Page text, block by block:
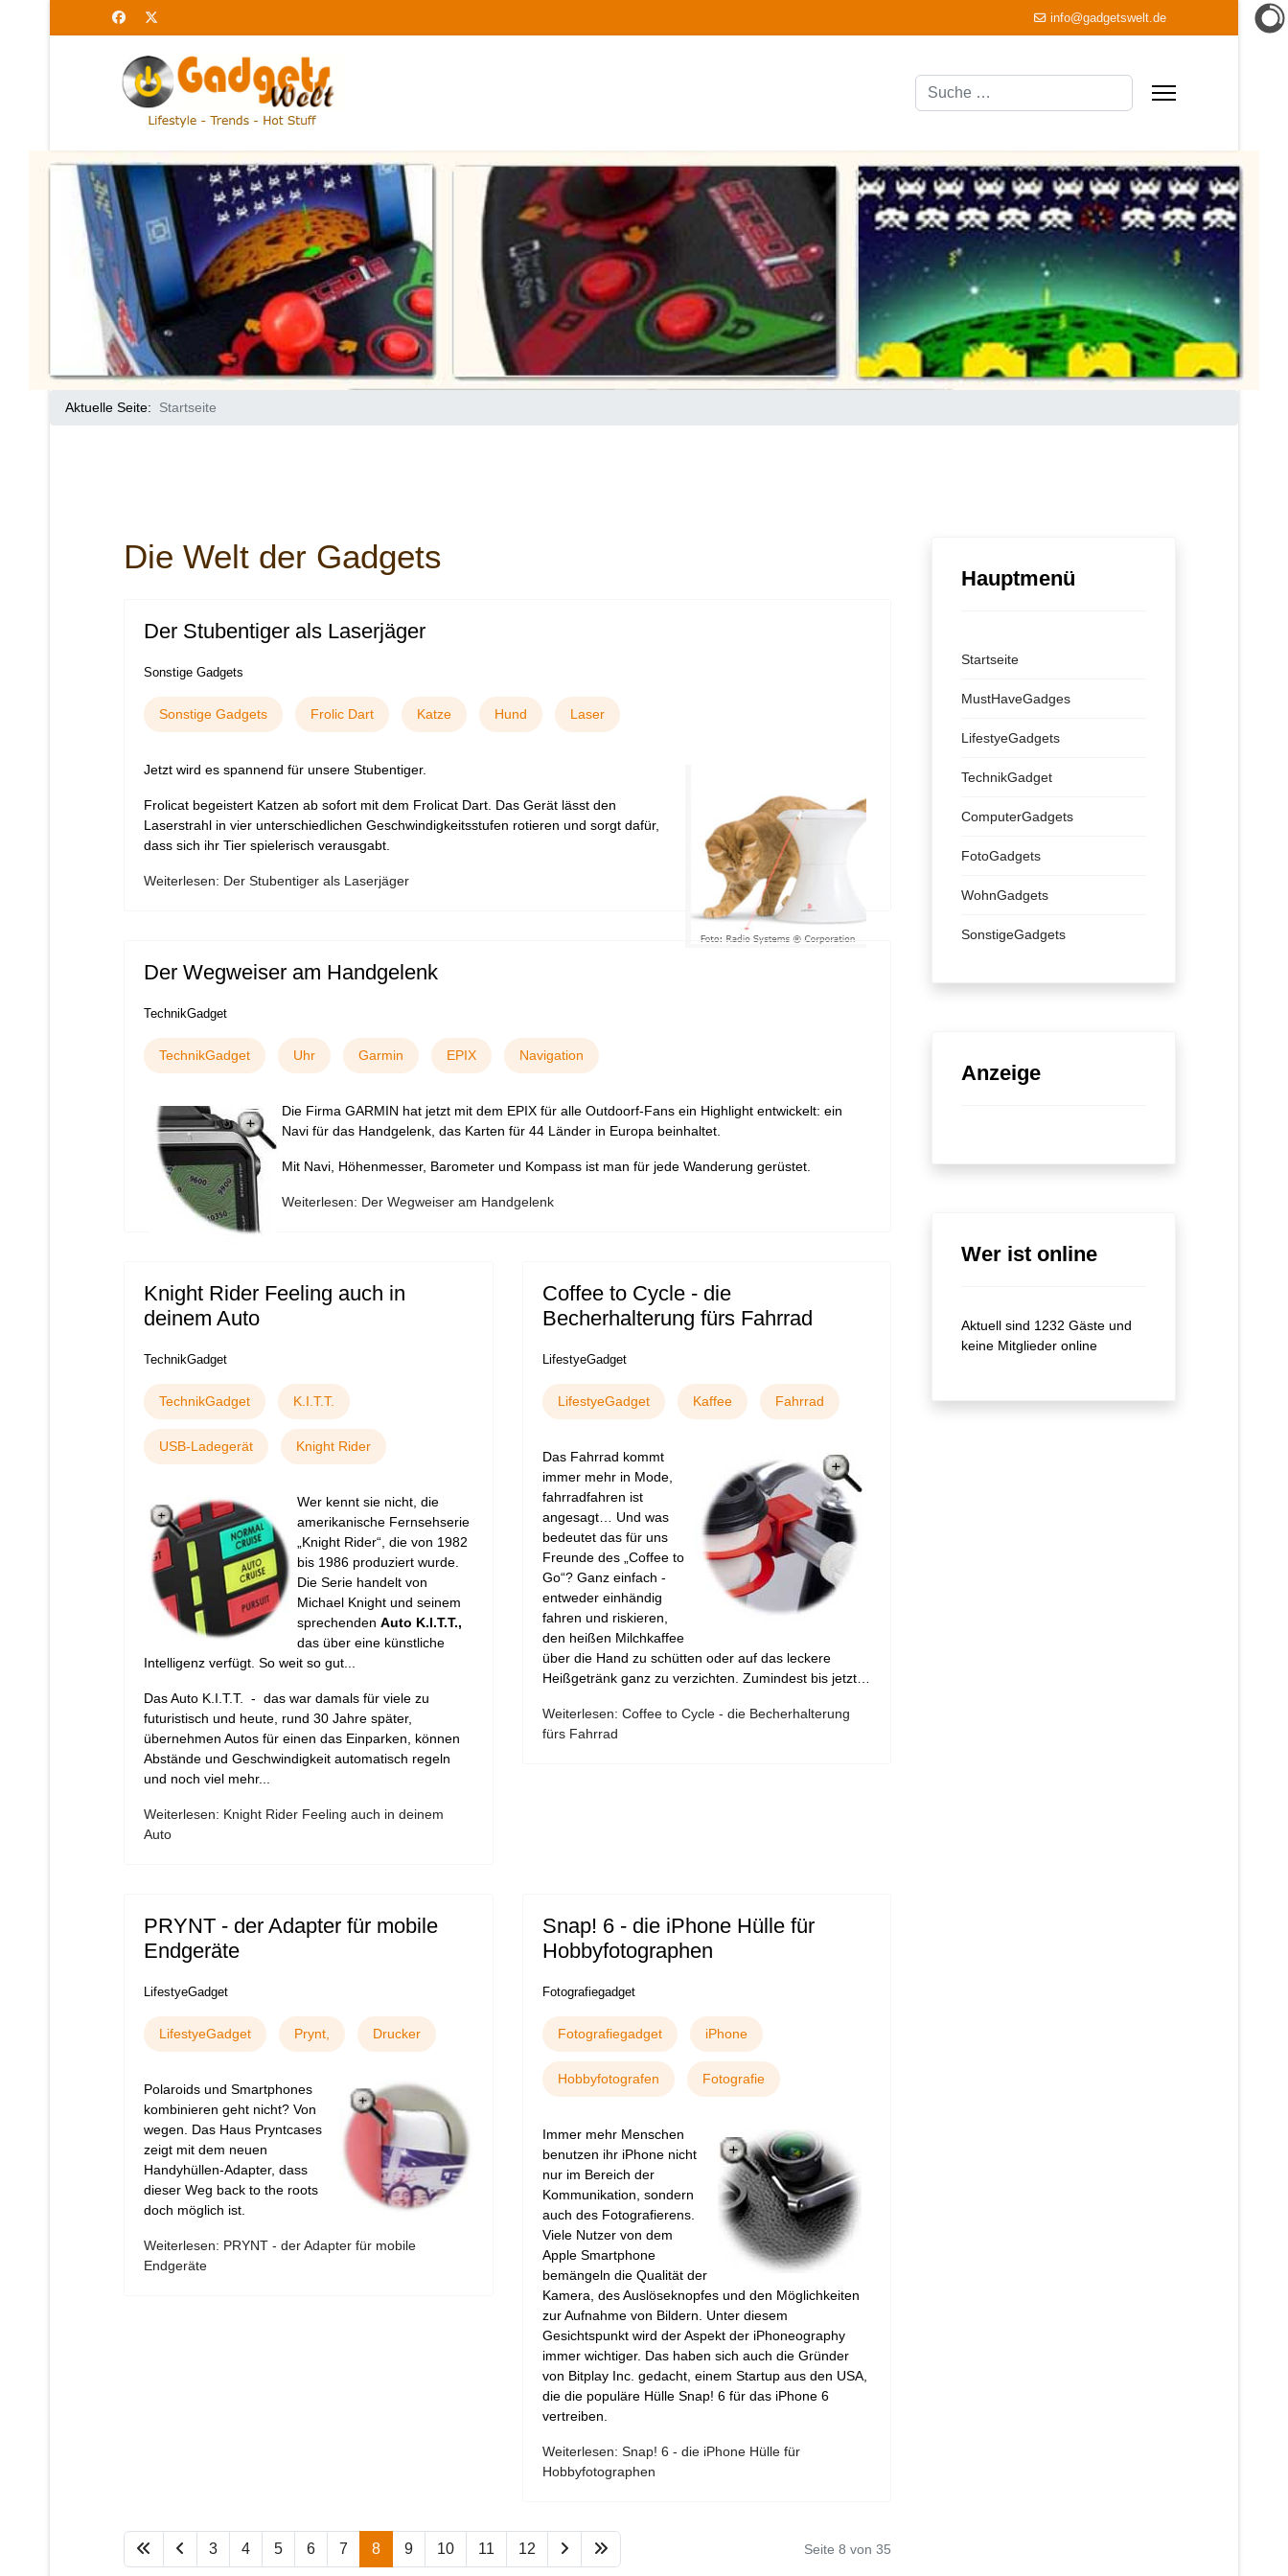
info@gadgetswelt.de
Suchen
Aktuelle Seite: Startseite
Die Welt der Gadgets
Der Stubentiger als Laserjäger
Sonstige Gadgets
Sonstige Gadgets Frolic Dart Katze Hund Laser
Jetzt wird es spannend für unsere Stubentiger.
Frolicat begeistert Katzen ab sofort mit dem Frolicat Dart. Das Gerät lässt den
Laserstrahl in vier unterschiedlichen Geschwindigkeitsstufen rotieren und sorgt dafür,
dass sich ihr Tier spielerisch verausgabt.
Weiterlesen: Der Stubentiger als Laserjäger
Der Wegweiser am Handgelenk
TechnikGadget
TechnikGadget Uhr Garmin EPIX Navigation
Die Firma GARMIN hat jetzt mit dem EPIX für alle Outdoorf-Fans ein Highlight entwickelt: ein
Navi für das Handgelenk, das Karten für 44 Länder in Europa beinhaltet.
Mit Navi, Höhenmesser, Barometer und Kompass ist man für jede Wanderung gerüstet.
Weiterlesen: Der Wegweiser am Handgelenk
Knight Rider Feeling auch in
deinem Auto
TechnikGadget
TechnikGadget K.I.T.T.
USB-Ladegerät Knight Rider
Wer kennt sie nicht, die
amerikanische Fernsehserie
„Knight Rider“, die von 1982
bis 1986 produziert wurde.
Die Serie handelt von
Michael Knight und seinem
sprechenden Auto K.I.T.T.,
das über eine künstliche
Intelligenz verfügt. So weit so gut...
Das Auto K.I.T.T. - das war damals für viele zu
futuristisch und heute, rund 30 Jahre später,
übernehmen Autos für einen das Einparken, können
Abstände und Geschwindigkeit automatisch regeln
und noch viel mehr...
Weiterlesen: Knight Rider Feeling auch in deinem
Auto
Coffee to Cycle - die
Becherhalterung fürs Fahrrad
LifestyeGadget
LifestyeGadget Kaffee Fahrrad
Das Fahrrad kommt
immer mehr in Mode,
fahrradfahren ist
angesagt… Und was
bedeutet das für uns
Freunde des „Coffee to
Go“? Ganz einfach -
entweder einhändig
fahren und riskieren,
den heißen Milchkaffee
über die Hand zu schütten oder auf das leckere
Heißgetränk ganz zu verzichten. Zumindest bis jetzt…
Weiterlesen: Coffee to Cycle - die Becherhalterung
fürs Fahrrad
PRYNT - der Adapter für mobile
Endgeräte
LifestyeGadget
LifestyeGadget Prynt, Drucker
Polaroids und Smartphones
kombinieren geht nicht? Von
wegen. Das Haus Pryntcases
zeigt mit dem neuen
Handyhüllen-Adapter, dass
dieser Weg back to the roots
doch möglich ist.
Weiterlesen: PRYNT - der Adapter für mobile
Endgeräte
Snap! 6 - die iPhone Hülle für
Hobbyfotographen
Fotografiegadget
Fotografiegadget iPhone
Hobbyfotografen Fotografie
Immer mehr Menschen
benutzen ihr iPhone nicht
nur im Bereich der
Kommunikation, sondern
auch des Fotografierens.
Viele Nutzer von dem
Apple Smartphone
bemängeln die Qualität der
Kamera, des Auslöseknopfes und den Möglichkeiten
zur Aufnahme von Bildern. Unter diesem
Gesichtspunkt wird der Aspekt der iPhoneography
immer wichtiger. Das haben sich auch die Gründer
von Bitplay Inc. gedacht, einem Startup aus den USA,
die die populäre Hülle Snap! 6 für das iPhone 6
vertreiben.
Weiterlesen: Snap! 6 - die iPhone Hülle für
Hobbyfotographen
3 4 5 6 7 8 9 10 11 12 Seite 8 von 35
Hauptmenü
Startseite
MustHaveGadges
LifestyeGadgets
TechnikGadget
ComputerGadgets
FotoGadgets
WohnGadgets
SonstigeGadgets
Anzeige
Wer ist online
Aktuell sind 1232 Gäste und
keine Mitglieder online